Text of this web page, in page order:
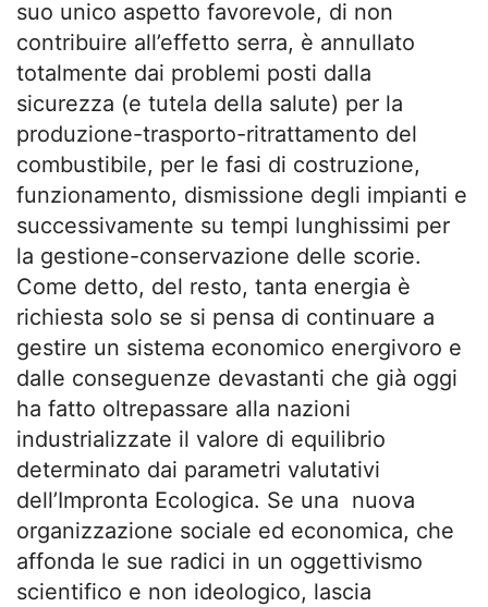
suo unico aspetto favorevole, di non
contribuire all’effetto serra, è annullato
totalmente dai problemi posti dalla
sicurezza (e tutela della salute) per la
produzione-trasporto-ritrattamento del
combustibile, per le fasi di costruzione,
funzionamento, dismissione degli impianti e
successivamente su tempi lunghissimi per
la gestione-conservazione delle scorie.
Come detto, del resto, tanta energia è
richiesta solo se si pensa di continuare a
gestire un sistema economico energivoro e
dalle conseguenze devastanti che già oggi
ha fatto oltrepassare alla nazioni
industrializzate il valore di equilibrio
determinato dai parametri valutativi
dell’Impronta Ecologica. Se una nuova
organizzazione sociale ed economica, che
affonda le sue radici in un oggettivismo
scientifico e non ideologico, lascia